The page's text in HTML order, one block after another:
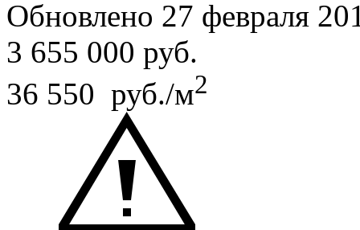
Обновлено 27 февраля
3 655 000 руб.
36 550 руб./м2